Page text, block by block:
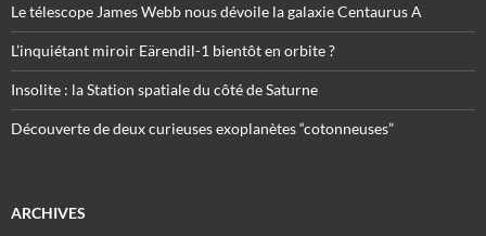
Le télescope James Webb nous dévoile la galaxie Centaurus A
L’inquiétant miroir Eärendil-1 bientôt en orbite ?
Insolite : la Station spatiale du côté de Saturne
Découverte de deux curieuses exoplanètes “cotonneuses”
ARCHIVES